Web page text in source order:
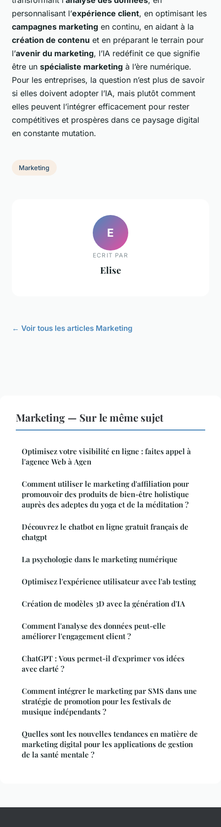
personnalisant l’expérience client, en optimisant les
campagnes marketing en continu, en aidant à la
création de contenu et en préparant le terrain pour
l’avenir du marketing, l’IA redéfinit ce que signifie
être un spécialiste marketing à l’ère numérique.
Pour les entreprises, la question n’est plus de savoir
si elles doivent adopter l’IA, mais plutôt comment
elles peuvent l’intégrer efficacement pour rester
compétitives et prospères dans ce paysage digital
en constante mutation.
Marketing
E
ECRIT PAR
Elise
← Voir tous les articles Marketing
Marketing — Sur le même sujet
Optimisez votre visibilité en ligne : faites appel à
l'agence Web à Agen
Comment utiliser le marketing d'affiliation pour
promouvoir des produits de bien-être holistique
auprès des adeptes du yoga et de la méditation ?
Découvrez le chatbot en ligne gratuit français de
chatgpt
La psychologie dans le marketing numérique
Optimisez l'expérience utilisateur avec l'ab testing
Création de modèles 3D avec la génération d'IA
Comment l'analyse des données peut-elle
améliorer l'engagement client ?
ChatGPT : Vous permet-il d'exprimer vos idées
avec clarté ?
Comment intégrer le marketing par SMS dans une
stratégie de promotion pour les festivals de
musique indépendants ?
Quelles sont les nouvelles tendances en matière de
marketing digital pour les applications de gestion
de la santé mentale ?